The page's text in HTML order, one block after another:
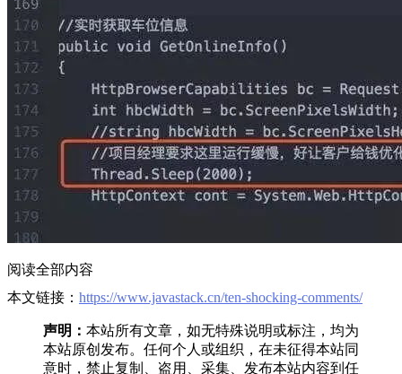
阅读全部内容
本文链接： https://www.javastack.cn/ten-shocking-comments/
声明： 本站所有文章，如无特殊说明或标注，均为
本站原创发布。任何个人或组织，在未征得本站同
意时，禁止复制、盗用、采集、发布本站内容到任